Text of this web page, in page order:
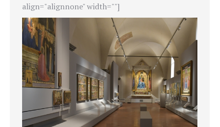
align="alignnone" width=""]